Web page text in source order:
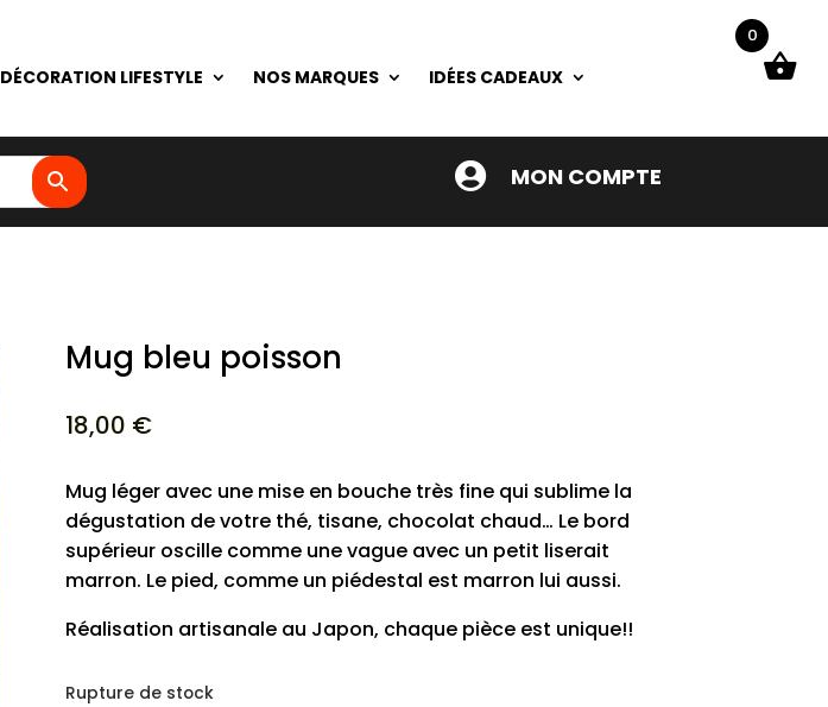
DÉCORATION LIFESTYLE NOS MARQUES IDÉES CADEAUX
 MON COMPTE
Mug bleu poisson
18,00 €
Mug léger avec une mise en bouche très fine qui sublime la
dégustation de votre thé, tisane, chocolat chaud… Le bord
supérieur oscille comme une vague avec un petit liserait
marron. Le pied, comme un piédestal est marron lui aussi.
Réalisation artisanale au Japon, chaque pièce est unique!!
Rupture de stock
0